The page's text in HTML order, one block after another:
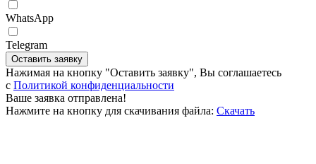
WhatsApp
Telegram
Оставить заявку
Нажимая на кнопку "Оставить заявку", Вы соглашаетесь
c Политикой конфиденциальности
Ваше заявка отправлена!
Нажмите на кнопку для скачивания файла: Скачать